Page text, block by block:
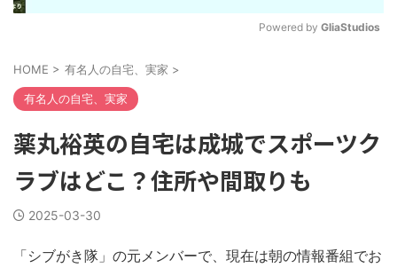
Powered by GliaStudios
HOME > 有名人の自宅、実家 >
有名人の自宅、実家
薬丸裕英の自宅は成城でスポーツク
ラブはどこ？住所や間取りも
2025-03-30
「シブがき隊」の元メンバーで、現在は朝の情報番組でお